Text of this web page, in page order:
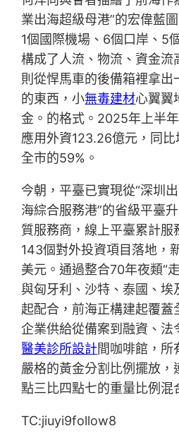
業出海超級母港”的宏偉藍
1個國際機場、6個口岸、5
構成了人流、物流、資金流
則從悍馬車的後備箱裡拿出
的東西，小無毒建材心翼翼
金。的格式。2025年上半
應用外資123.26億元，同比
全市的59%。
今朝，平臺已實現從“深圳
海綜合服務港”的省級平臺
質服務商，線上平臺累計服
143個對外投資項目落地，
美元。通過整合70年夜類“
與匈牙利、沙特、泰國、埃
起配合，前海正構建起覆蓋
企業供給從備案到融資、法
醫美診所設計間咖啡館，所
嚴格的黃金分割比例擺放，
點三比四點七的重量比例混
TC:jiuyi9follow8